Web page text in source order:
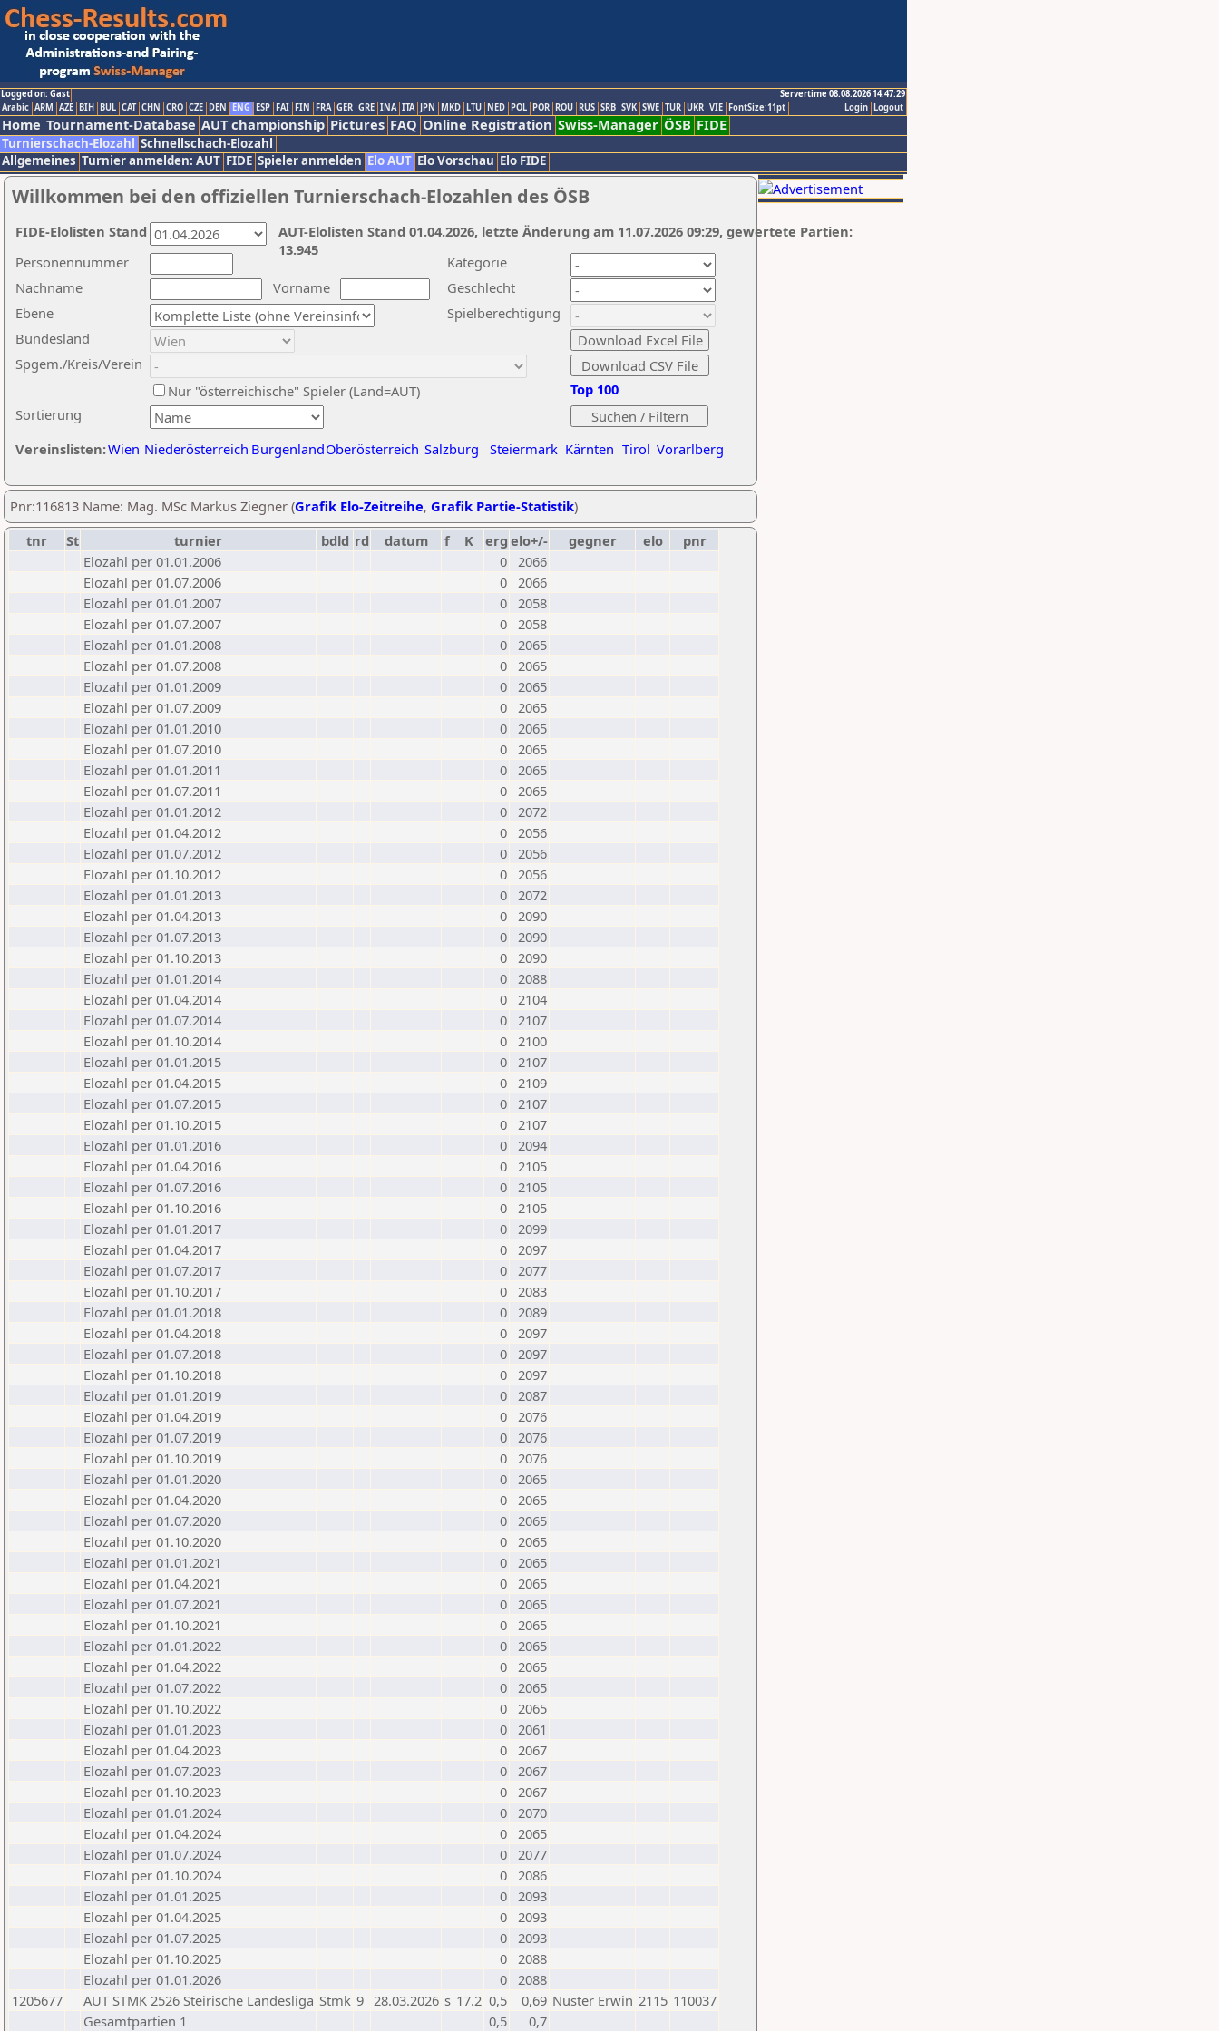
Logged on: Gast
Servertime 08.08.2026 14:47:29
Logout
Login
Arabic ARM AZE BIH BUL CAT CHN CRO CZE DEN ENG ESP FAI FIN FRA GER GRE INA ITA JPN MKD LTU NED POL POR ROU RUS SRB SVK SWE TUR UKR VIE FontSize:11pt
Home Tournament-Database AUT championship Pictures FAQ Online Registration Swiss-Manager ÖSB FIDE
Turnierschach-Elozahl Schnellschach-Elozahl
Allgemeines Turnier anmelden: AUT FIDE Spieler anmelden Elo AUT Elo Vorschau Elo FIDE
Willkommen bei den offiziellen Turnierschach-Elozahlen des ÖSB
Nachname
Vorname
Ebene
Kategorie
Sortierung
Personennummer
Bundesland
Spgem./Kreis/Verein
Geschlecht
Nur "österreichische" Spieler (Land=AUT)
Spielberechtigung
Vereinslisten:Wien Niederösterreich BurgenlandOberösterreich Salzburg Steiermark Kärnten Tirol Vorarlberg
Top 100
AUT-Elolisten Stand 01.04.2026, letzte Änderung am 11.07.2026 09:29, gewertete Partien:
13.945
FIDE-Elolisten Stand
Pnr:116813 Name: Mag. MSc Markus Ziegner (Grafik Elo-Zeitreihe, Grafik Partie-Statistik)
tnr
St turnier bdld rd datum f K erg elo+/- gegner elo
pnr
Elozahl per 01.01.2006
0 2066
Elozahl per 01.07.2006
0 2066
Elozahl per 01.01.2007
0 2058
Elozahl per 01.07.2007
0 2058
Elozahl per 01.01.2008
0 2065
Elozahl per 01.07.2008
0 2065
Elozahl per 01.01.2009
0 2065
Elozahl per 01.07.2009
0 2065
Elozahl per 01.01.2010
0 2065
Elozahl per 01.07.2010
0 2065
Elozahl per 01.01.2011
0 2065
Elozahl per 01.07.2011
0 2065
Elozahl per 01.01.2012
0 2072
Elozahl per 01.04.2012
0 2056
Elozahl per 01.07.2012
0 2056
Elozahl per 01.10.2012
0 2056
Elozahl per 01.01.2013
0 2072
Elozahl per 01.04.2013
0 2090
Elozahl per 01.07.2013
0 2090
Elozahl per 01.10.2013
0 2090
Elozahl per 01.01.2014
0 2088
Elozahl per 01.04.2014
0 2104
Elozahl per 01.07.2014
0 2107
Elozahl per 01.10.2014
0 2100
Elozahl per 01.01.2015
0 2107
Elozahl per 01.04.2015
0 2109
Elozahl per 01.07.2015
0 2107
Elozahl per 01.10.2015
0 2107
Elozahl per 01.01.2016
0 2094
Elozahl per 01.04.2016
0 2105
Elozahl per 01.07.2016
0 2105
Elozahl per 01.10.2016
0 2105
Elozahl per 01.01.2017
0 2099
Elozahl per 01.04.2017
0 2097
Elozahl per 01.07.2017
0 2077
Elozahl per 01.10.2017
0 2083
Elozahl per 01.01.2018
0 2089
Elozahl per 01.04.2018
0 2097
Elozahl per 01.07.2018
0 2097
Elozahl per 01.10.2018
0 2097
Elozahl per 01.01.2019
0 2087
Elozahl per 01.04.2019
0 2076
Elozahl per 01.07.2019
0 2076
Elozahl per 01.10.2019
0 2076
Elozahl per 01.01.2020
0 2065
Elozahl per 01.04.2020
0 2065
Elozahl per 01.07.2020
0 2065
Elozahl per 01.10.2020
0 2065
Elozahl per 01.01.2021
0 2065
Elozahl per 01.04.2021
0 2065
Elozahl per 01.07.2021
0 2065
Elozahl per 01.10.2021
0 2065
Elozahl per 01.01.2022
0 2065
Elozahl per 01.04.2022
0 2065
Elozahl per 01.07.2022
0 2065
Elozahl per 01.10.2022
0 2065
Elozahl per 01.01.2023
0 2061
Elozahl per 01.04.2023
0 2067
Elozahl per 01.07.2023
0 2067
Elozahl per 01.10.2023
0 2067
Elozahl per 01.01.2024
0 2070
Elozahl per 01.04.2024
0 2065
Elozahl per 01.07.2024
0 2077
Elozahl per 01.10.2024
0 2086
Elozahl per 01.01.2025
0 2093
Elozahl per 01.04.2025
0 2093
Elozahl per 01.07.2025
0 2093
Elozahl per 01.10.2025
0 2088
Elozahl per 01.01.2026
0 2088
1205677
AUT STMK 2526 Steirische Landesliga Stmk 9 28.03.2026 s 17.2 0,5 0,69 Nuster Erwin 2115 110037
Gesamtpartien 1
0,5 0,7